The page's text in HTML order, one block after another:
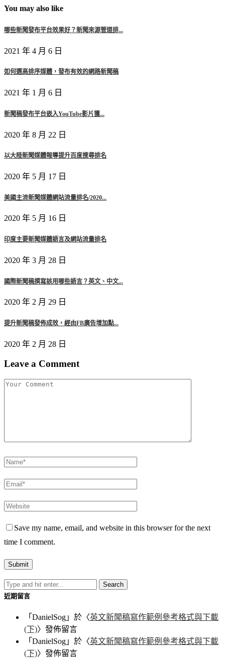
You may also like
哪些新聞發布平台效果好？新聞來源管道排...
2021 年 4 月 6 日
如何選高排序媒體，發布有效的網路新聞稿
2021 年 1 月 6 日
新聞稿發布平台嵌入YouTube影片獲...
2020 年 8 月 22 日
以大陸新聞媒體報導提升百度搜尋排名
2020 年 5 月 17 日
美國主流新聞媒體網站流量排名/2020...
2020 年 5 月 16 日
印度主要新聞媒體語言及網站流量排名
2020 年 3 月 28 日
國際新聞稿撰寫該用哪些語言？英文、中文...
2020 年 2 月 29 日
提升新聞稿發佈成效，經由FB廣告增加點...
2020 年 2 月 28 日
Leave a Comment
Save my name, email, and website in this browser for the next
time I comment.
近期留言
「 DanielSog 」於〈英文新聞稿寫作範例參考格式與下載
(下)〉發佈留言
「 DanielSog 」於〈英文新聞稿寫作範例參考格式與下載
(下)〉發佈留言